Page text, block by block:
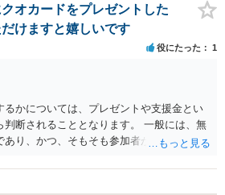
間で契約書がない、又は、契約書がある
い、契約を切られるリスクがあるなどと
会に契約書を作成する、あるいは契約内容
的に仕入れができるようにする、という対
リスクマネジメントの観点からは、仕入れ
が、代替的な調達先を探しておくという
入先を見つけることができれば、A社から
営上のダメージを軽減することができます
社との関係で交渉力が高まることも期待で
かればもう少しいろいろ対応策は考えられ
に相談されると良いでしょう。
オカードをプレゼントした
けますと嬉しいです
役にたった 1
るかについては、プレゼントや支援金とい
判断されることとなります。 一般には、無
あり、かつ、そもそも参加者が顧客等でな
品規制は及ばないと考えられます。 但し、